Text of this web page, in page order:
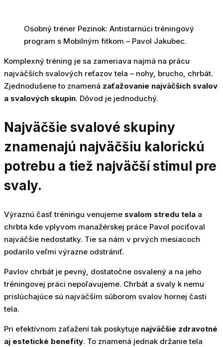
Osobný tréner Pezinok: Antistarnúci tréningový
program s Mobilným fitkom – Pavol Jakubec.
Komplexný tréning je sa zameriava najmä na prácu
najväčších svalových reťazov tela – nohy, brucho, chrbát.
Zjednodušene to znamená zaťažovanie najväčších svalov
a svalových skupín. Dôvod je jednoduchý.
Najväčšie svalové skupiny
znamenajú najväčšiu kalorickú
potrebu a tiež najväčší stimul pre
svaly.
Výraznú časť tréningu venujeme svalom stredu tela a
chrbta kde vplyvom manažérskej práce Pavol pociťoval
najväčšie nedostatky. Tie sa nám v prvých mesiacoch
podarilo veľmi výrazne odstrániť.
Pavlov chrbát je pevný, dostatočne osvalený a na jeho
tréningovej práci nepoľavujeme. Chrbát a svaly k nemu
prislúchajúce sú najväčším súborom svalov hornej časti
tela.
Pri efektívnom zaťažení tak poskytuje najväčšie zdravotné
aj estetické benefity. To znamená jednak držanie tela